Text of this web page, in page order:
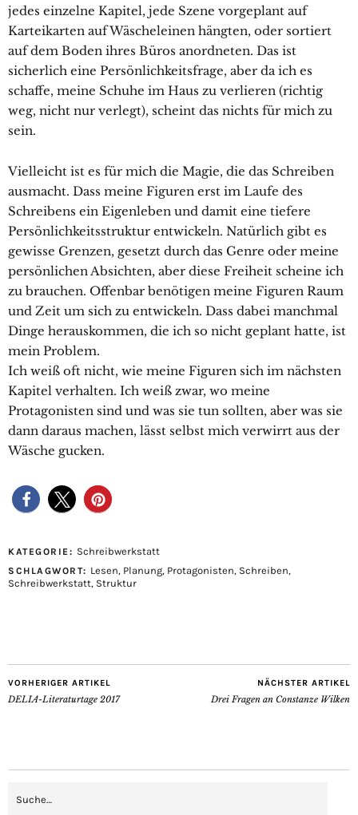
jedes einzelne Kapitel, jede Szene vorgeplant auf
Karteikarten auf Wäscheleinen hängten, oder sortiert
auf dem Boden ihres Büros anordneten. Das ist
sicherlich eine Persönlichkeitsfrage, aber da ich es
schaffe, meine Schuhe im Haus zu verlieren (richtig
weg, nicht nur verlegt), scheint das nichts für mich zu
sein.
Vielleicht ist es für mich die Magie, die das Schreiben
ausmacht. Dass meine Figuren erst im Laufe des
Schreibens ein Eigenleben und damit eine tiefere
Persönlichkeitsstruktur entwickeln. Natürlich gibt es
gewisse Grenzen, gesetzt durch das Genre oder meine
persönlichen Absichten, aber diese Freiheit scheine ich
zu brauchen. Offenbar benötigen meine Figuren Raum
und Zeit um sich zu entwickeln. Dass dabei manchmal
Dinge herauskommen, die ich so nicht geplant hatte, ist
mein Problem.
Ich weiß oft nicht, wie meine Figuren sich im nächsten
Kapitel verhalten. Ich weiß zwar, wo meine
Protagonisten sind und was sie tun sollten, aber was sie
dann daraus machen, lässt selbst mich verwirrt aus der
Wäsche gucken.
KATEGORIE: Schreibwerkstatt
SCHLAGWORT: Lesen, Planung, Protagonisten, Schreiben,
Schreibwerkstatt, Struktur
VORHERIGER ARTIKEL
DELIA-Literaturtage 2017
NÄCHSTER ARTIKEL
Drei Fragen an Constanze Wilken